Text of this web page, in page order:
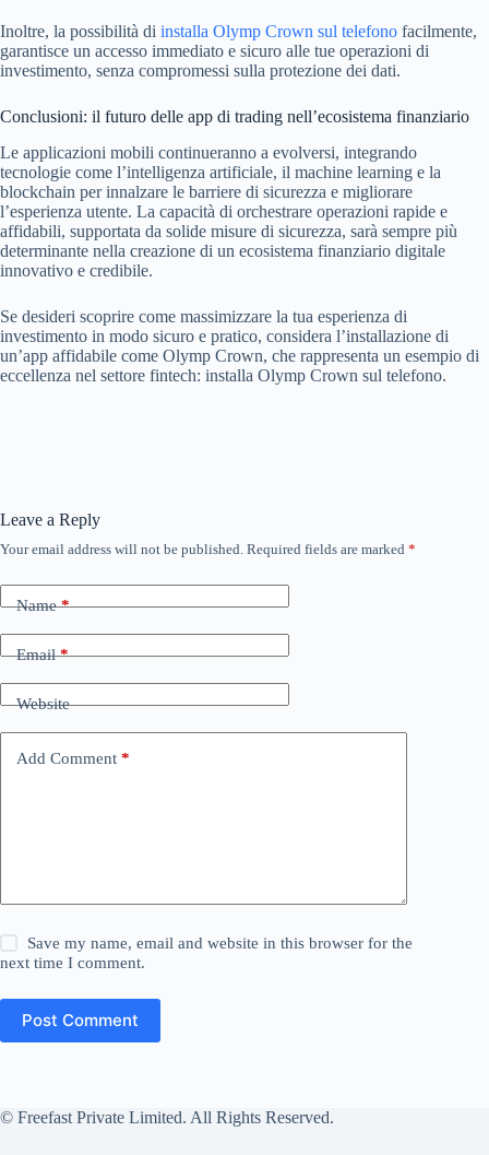
Inoltre, la possibilità di installa Olymp Crown sul telefono facilmente,
garantisce un accesso immediato e sicuro alle tue operazioni di
investimento, senza compromessi sulla protezione dei dati.
Conclusioni: il futuro delle app di trading nell’ecosistema finanziario
Le applicazioni mobili continueranno a evolversi, integrando
tecnologie come l’intelligenza artificiale, il machine learning e la
blockchain per innalzare le barriere di sicurezza e migliorare
l’esperienza utente. La capacità di orchestrare operazioni rapide e
affidabili, supportata da solide misure di sicurezza, sarà sempre più
determinante nella creazione di un ecosistema finanziario digitale
innovativo e credibile.
Se desideri scoprire come massimizzare la tua esperienza di
investimento in modo sicuro e pratico, considera l’installazione di
un’app affidabile come Olymp Crown, che rappresenta un esempio di
eccellenza nel settore fintech: installa Olymp Crown sul telefono.
Leave a Reply
Your email address will not be published. Required fields are marked *
Name*
Email*
Website
Add Comment *
Save my name, email and website in this browser for the
next time I comment.
Post Comment
© Freefast Private Limited. All Rights Reserved.